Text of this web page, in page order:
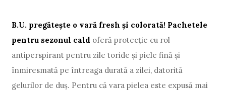
B.U. pregăteşte o vară fresh şi colorată! Pachetele
pentru sezonul cald oferă protecţie cu rol
antiperspirant pentru zile toride şi piele fină şi
înmiresmată pe întreaga durată a zilei, datorită
gelurilor de duş. Pentru că vara pielea este expusă mai